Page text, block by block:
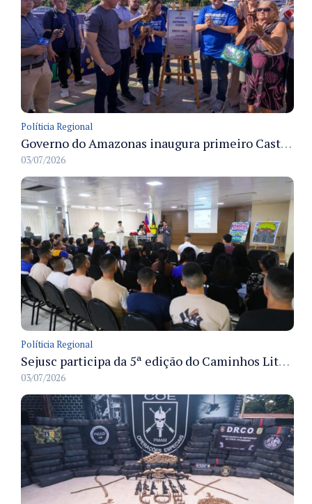
Políticia Regional
Governo do Amazonas inaugura primeiro Castramóvel Fluvial para atendimento veterinário às comunidades ribeirinhas e castração gratuita
03/07/2026
Políticia Regional
Sejusc participa da 5ª edição do Caminhos Literários com foco na cultura hip-hop nas unidades socioeducativas
03/07/2026